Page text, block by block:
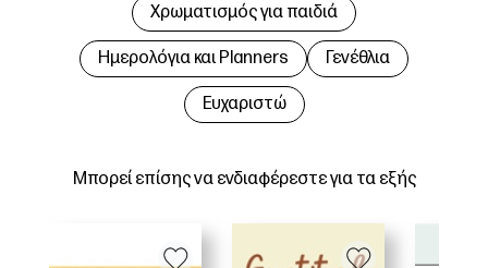
Μπορεί επίσης να ενδιαφέρεστε για τα εξής
Χρωματισμός για παιδιά
Hμερολόγια και Planners Γενέθλια
Ευχαριστώ